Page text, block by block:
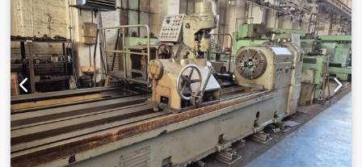
Machine in topconditie, veel toebehoren aanwezig. Retrofit
in 2014, Siemens besturing.